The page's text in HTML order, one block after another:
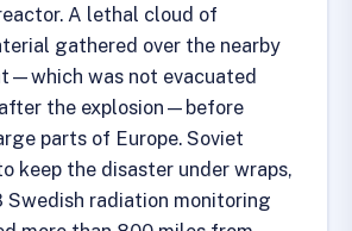
A lethal cloud of
gathered over the nearby
was not evacuated
the explosion—before
parts of Europe. Soviet
keep the disaster under wraps,
Swedish radiation monitoring